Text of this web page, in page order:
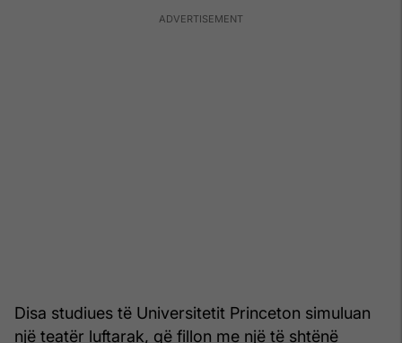
Disa studiues të Universitetit Princeton simuluan
një teatër luftarak, që fillon me një të shtënë